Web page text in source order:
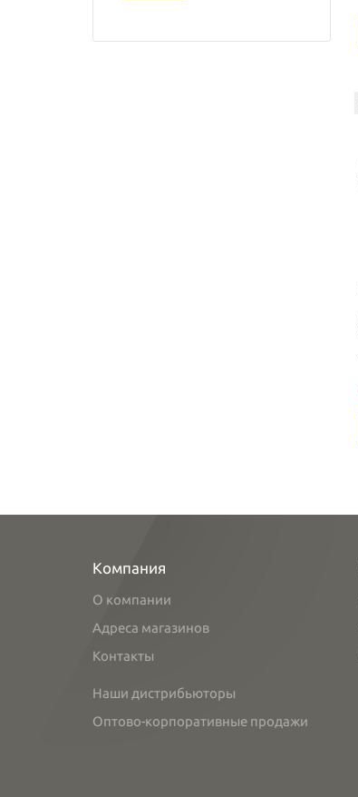
Компания
О компании
Адреса магазинов
Контакты
Наши дистрибьюторы
Оптово-корпоративные продажи